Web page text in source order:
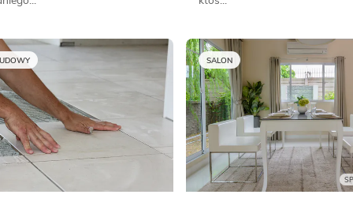
SALON